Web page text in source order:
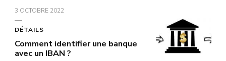
3 OCTOBRE 2022
DÉTAILS
Comment identifier une banque
avec un IBAN ?